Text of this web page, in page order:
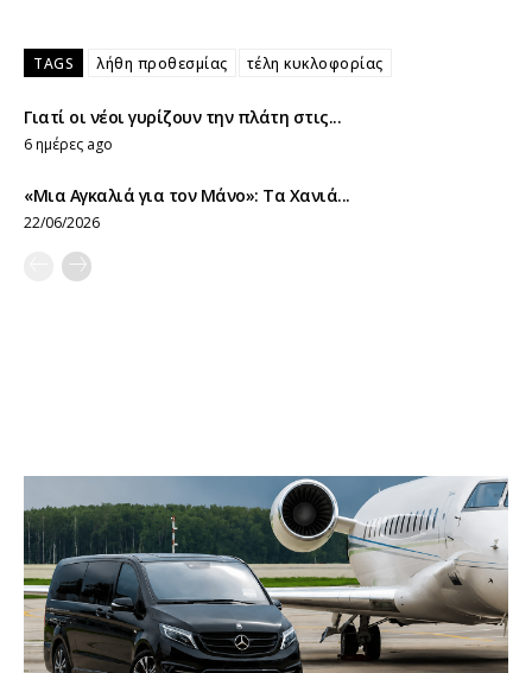
TAGS λήθη προθεσμίας τέλη κυκλοφορίας
Γιατί οι νέοι γυρίζουν την πλάτη στις...
6 ημέρες ago
«Μια Αγκαλιά για τον Μάνο»: Τα Χανιά...
22/06/2026